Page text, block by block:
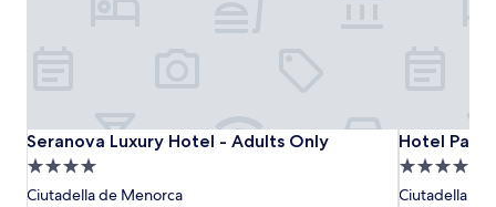
Seranova
Luxury
Hotel
Seranova
Luxury
Hotel
Seranova Luxury Hotel - Adults Only
Seranova Luxury Hotel - Adults Only
Propiedad
de
Ciutadella de Menorca
Hotel
Patricia
Menorca
Hotel
Hotel
Propiedad
de
Ciutadella de